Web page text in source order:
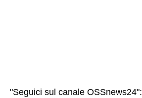
"Seguici sul canale OSSnews24":